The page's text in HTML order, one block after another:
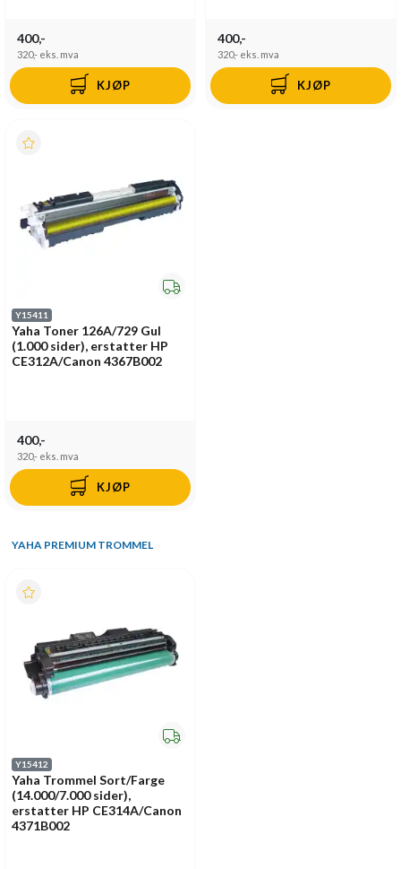
400,-
320,- eks. mva
KJØP
400,-
320,- eks. mva
KJØP
Y15411
Yaha Toner 126A/729 Gul
(1.000 sider), erstatter HP
CE312A/Canon 4367B002
400,-
320,- eks. mva
KJØP
YAHA PREMIUM TROMMEL
Y15412
Yaha Trommel Sort/Farge
(14.000/7.000 sider),
erstatter HP CE314A/Canon
4371B002